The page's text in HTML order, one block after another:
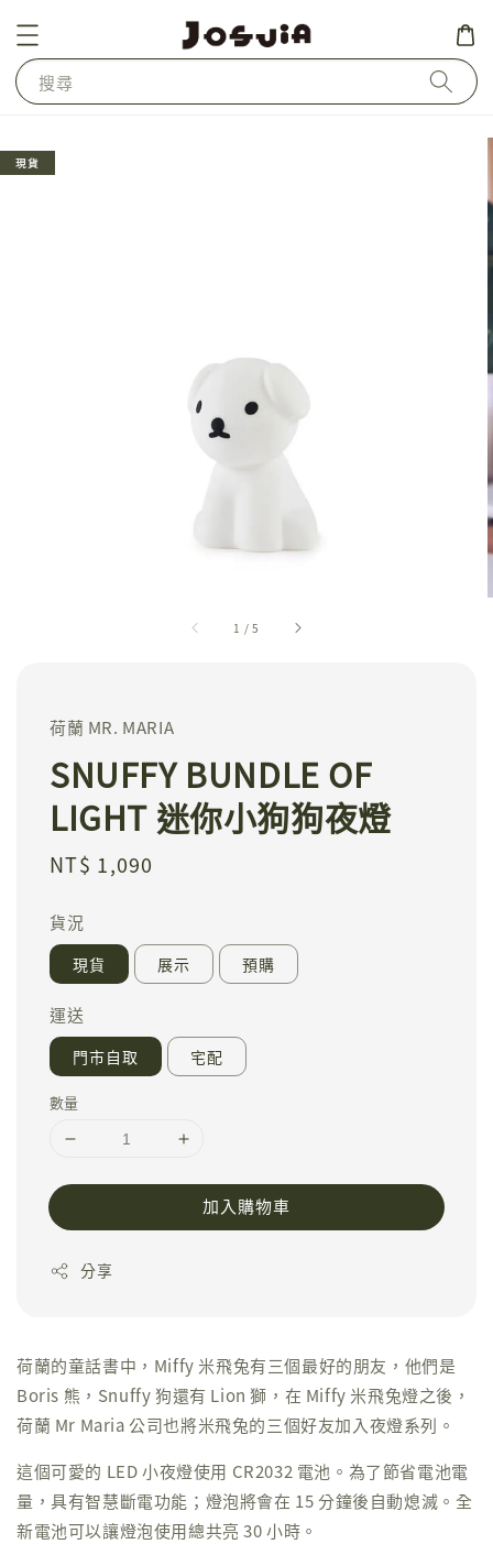
搜尋
1 /5
現貨
荷蘭 MR. MARIA
SNUFFY BUNDLE OF
LIGHT 迷你小狗狗夜燈
Regular
NT$ 1,090
貨況
現貨 展示 預購
運送
門市自取 宅配
數量
加入購物車
分享
荷蘭的童話書中，Miffy 米飛兔有三個最好的朋友，他們是
Boris 熊，Snuffy 狗還有 Lion 獅，在 Miffy 米飛兔燈之後，
荷蘭 Mr Maria 公司也將米飛兔的三個好友加入夜燈系列。
這個可愛的 LED 小夜燈使用 CR2032 電池。為了節省電池電
量，具有智慧斷電功能；燈泡將會在 15 分鐘後自動熄滅。全
新電池可以讓燈泡使用總共亮 30 小時。